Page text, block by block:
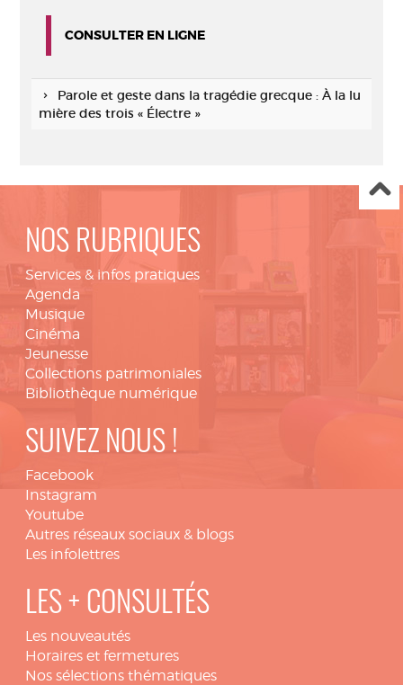
CONSULTER EN LIGNE
Parole et geste dans la tragédie grecque : À la lu
mière des trois « Électre »
NOS RUBRIQUES
Services & infos pratiques
Agenda
Musique
Cinéma
Jeunesse
Collections patrimoniales
Bibliothèque numérique
SUIVEZ NOUS !
Facebook
Instagram
Youtube
Autres réseaux sociaux & blogs
Les infolettres
LES + CONSULTÉS
Les nouveautés
Horaires et fermetures
Nos sélections thématiques